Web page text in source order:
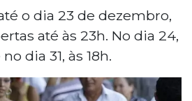
o dia 23 de dezembro,
até às 23h. No dia 24,
dia 31, às 18h.